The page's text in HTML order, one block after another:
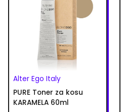
Alter Ego Italy
PURE Toner za kosu
KARAMELA 60ml